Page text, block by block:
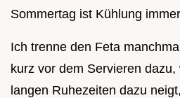
Sommertag ist Kühlung
Ich trenne den Feta
kurz vor dem Servieren
langen Ruhezeiten dazu